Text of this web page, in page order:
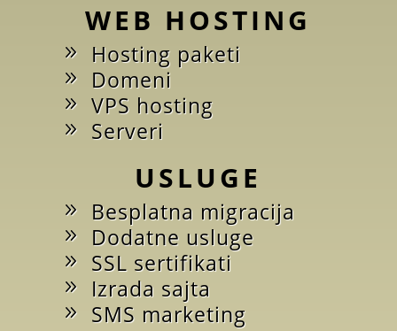
WEB HOSTING
Hosting paketi
Domeni
VPS hosting
Serveri
USLUGE
Besplatna migracija
Dodatne usluge
SSL sertifikati
Izrada sajta
SMS marketing